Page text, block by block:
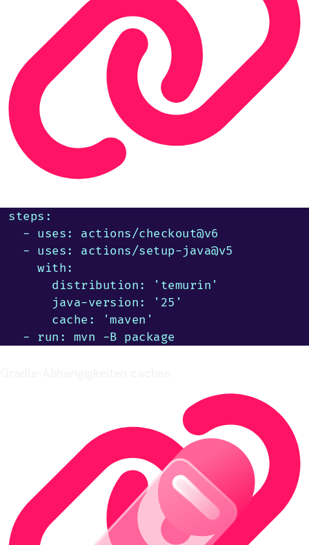
steps:
  - uses: actions/checkout@v6
  - uses: actions/setup-java@v5
    with:
      distribution: 'temurin'
      java-version: '25'
      cache: 'maven'
  - run: mvn -B package